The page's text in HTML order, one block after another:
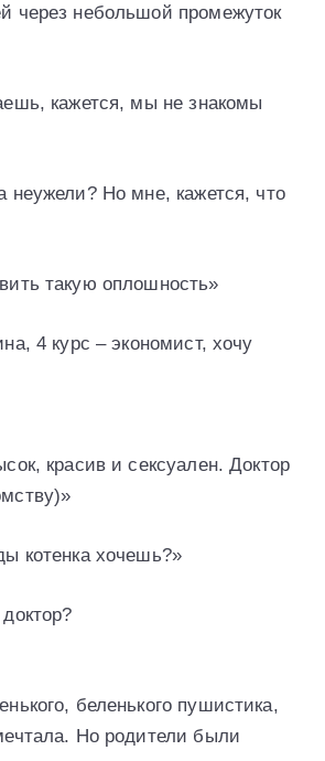
через небольшой промежуток
кажется, мы не знакомы
неужели? Но мне, кажется, что
такую оплошность»
4 курс – экономист, хочу
красив и сексуален. Доктор
котенка хочешь?»
беленького пушистика,
Но родители были